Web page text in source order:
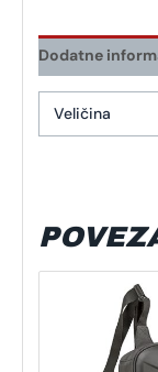
Dodatne
Veličina